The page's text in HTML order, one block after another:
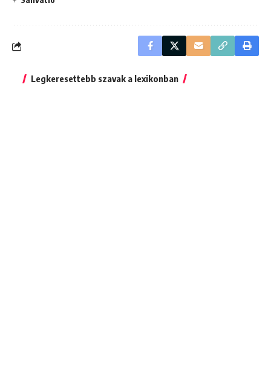
Legkeresettebb szavak a lexikonban